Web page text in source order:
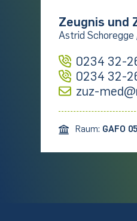
Zeugnis und
Astrid Schoregge
0234 32-
0234 32-
zuz-
Raum: GAFO